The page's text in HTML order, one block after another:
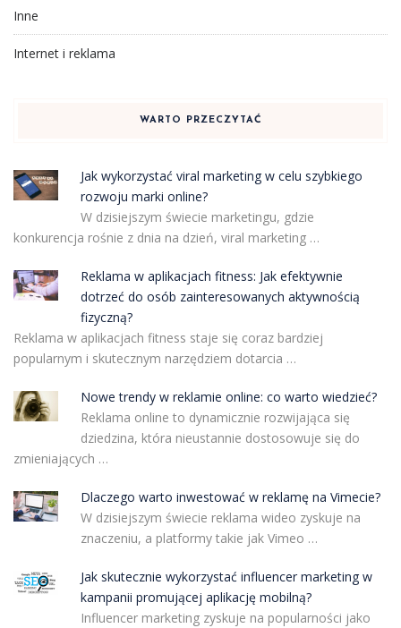
Inne
Internet i reklama
WARTO PRZECZYTAĆ
Jak wykorzystać viral marketing w celu szybkiego
rozwoju marki online?
W dzisiejszym świecie marketingu, gdzie
konkurencja rośnie z dnia na dzień, viral marketing …
Reklama w aplikacjach fitness: Jak efektywnie
dotrzeć do osób zainteresowanych aktywnością
fizyczną?
Reklama w aplikacjach fitness staje się coraz bardziej
popularnym i skutecznym narzędziem dotarcia …
Nowe trendy w reklamie online: co warto wiedzieć?
Reklama online to dynamicznie rozwijająca się
dziedzina, która nieustannie dostosowuje się do
zmieniających …
Dlaczego warto inwestować w reklamę na Vimecie?
W dzisiejszym świecie reklama wideo zyskuje na
znaczeniu, a platformy takie jak Vimeo …
Jak skutecznie wykorzystać influencer marketing w
kampanii promującej aplikację mobilną?
Influencer marketing zyskuje na popularności jako